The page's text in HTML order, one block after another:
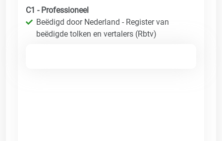
C1 - Professioneel
Beëdigd door Nederland - Register van
beëdigde tolken en vertalers (Rbtv)